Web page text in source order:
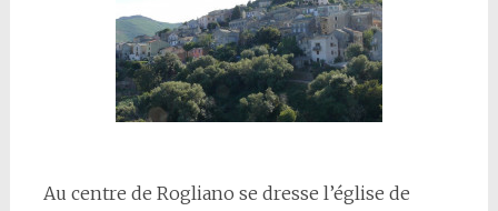
Au centre de Rogliano se dresse l’église de